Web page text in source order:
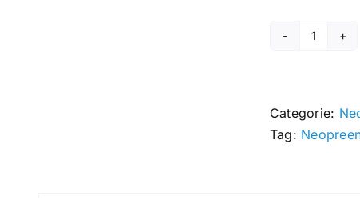
1
mm
Categorie:
Tag: